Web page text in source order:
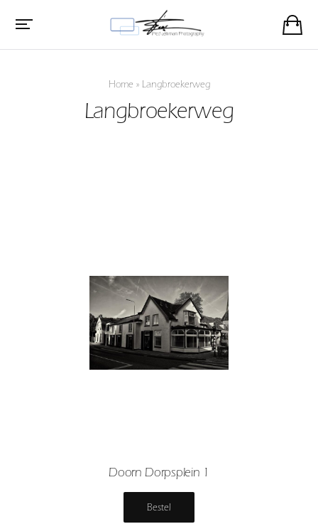
Home » Langbroekerweg
Langbroekerweg
Doorn Dorpsplein 1
Bestel